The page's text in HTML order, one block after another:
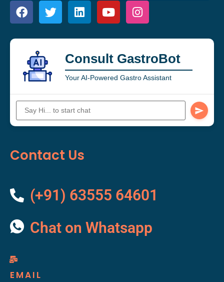
Consult GastroBot
Your AI-Powered Gastro Assistant
Contact Us
(+91) 63555 64601
Chat on Whatsapp
EMAIL